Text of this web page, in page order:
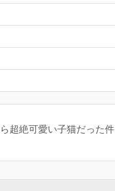
超絶可愛い子猫だった件